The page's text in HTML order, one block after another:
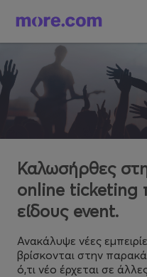
Καλωσήρθες
online ticketing
είδους event.
Ανακάλυψε νέες
βρίσκονται στην
ό,τι νέο έρχεται σε